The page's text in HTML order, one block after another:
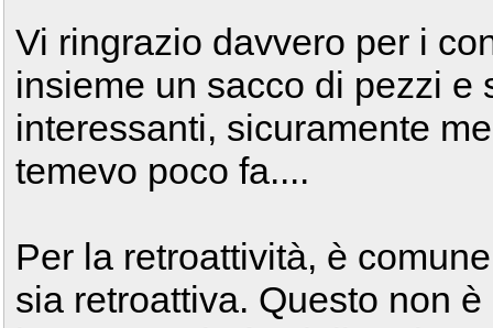
Vi ringrazio davvero per i
insieme un sacco di pezzi e
interessanti, sicuramente
temevo poco fa....
Per la retroattività, è
sia retroattiva. Questo non